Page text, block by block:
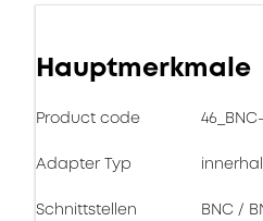
Hauptmerkmale
Product code
Adapter Typ
Schnittstellen BNC /